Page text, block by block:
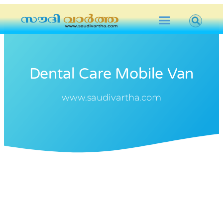
Dental Care Mobile Van
www.saudivartha.com